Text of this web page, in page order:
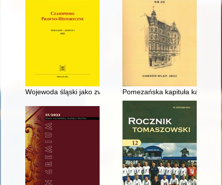
Wojewoda śląski jako zwierzchnik Urzędu Wojewódzkiego
Pomezańska kapituła